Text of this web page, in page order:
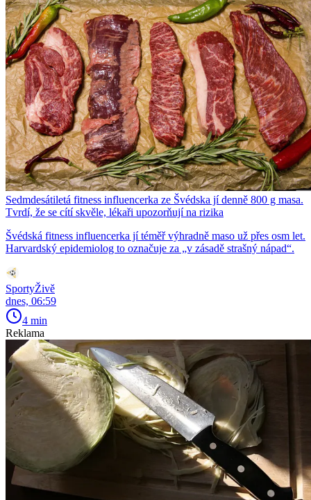
Sedmdesátiletá fitness influencerka ze Švédska jí denně 800 g masa.
Tvrdí, že se cítí skvěle, lékaři upozorňují na rizika
Švédská fitness influencerka jí téměř výhradně maso už přes osm let.
Harvardský epidemiolog to označuje za „v zásadě strašný nápad“.
SportyŽivě
dnes, 06:59
4 min
Reklama